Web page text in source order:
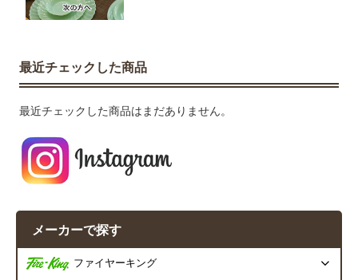
最近チェックした商品
最近チェックした商品はまだありません。
メーカーで探す
ファイヤーキング